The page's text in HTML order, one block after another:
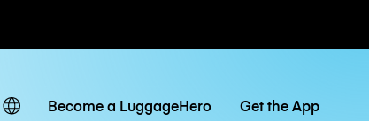
тарифы
Become a LuggageHero Get the App